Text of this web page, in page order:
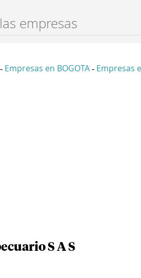
- Empresas en BOGOTA - Empresas
S A S